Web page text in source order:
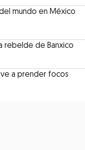
mundo en México
rebelde de Banxico
a prender focos